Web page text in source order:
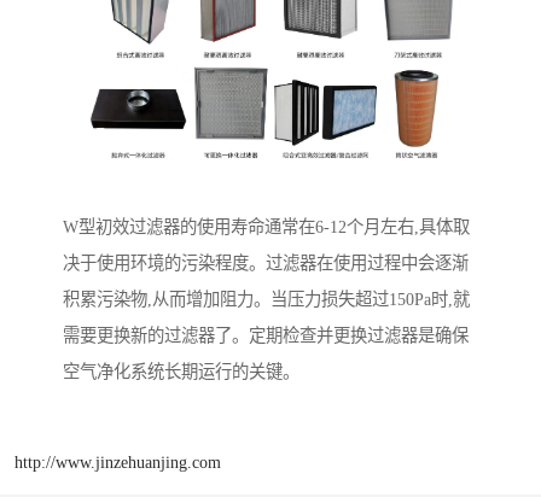
W型初效过滤器的使用寿命通常在6-12个月左右,具体取
决于使用环境的污染程度。过滤器在使用过程中会逐渐
积累污染物,从而增加阻力。当压力损失超过150Pa时,就
需要更换新的过滤器了。定期检查并更换过滤器是确保
空气净化系统长期运行的关键。
http://www.jinzehuanjing.com